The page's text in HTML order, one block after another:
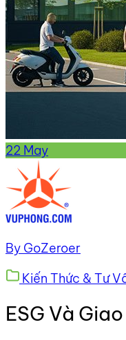
22 May
By GoZeroer
Kiến Thức & Tư
ESG Và